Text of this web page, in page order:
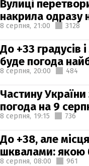
Вулиці
накрила одразу
8 серпня, 21:00 3128
До +33 градусів
буде погода
8 серпня, 20:00 484
Частину
погода на 9
8 серпня, 19:15 736
До +38, але
шквалами: якою
8 серпня, 08:00 961